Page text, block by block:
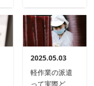
2025.05.03
軽作業の派遣
って実際ど